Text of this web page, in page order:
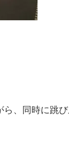
、同時に跳